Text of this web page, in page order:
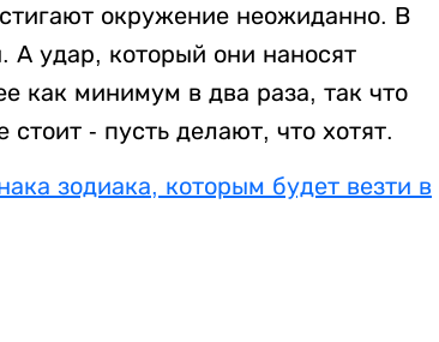
окружение неожиданно. В
А удар, который они наносят
как минимум в два раза, так что
стоит - пусть делают, что хотят.
зодиака, которым будет везти в